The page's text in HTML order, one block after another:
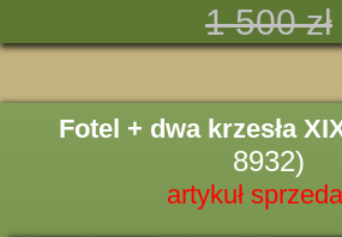
1 500 zł
Fotel + dwa krzesła
8932)
artykuł